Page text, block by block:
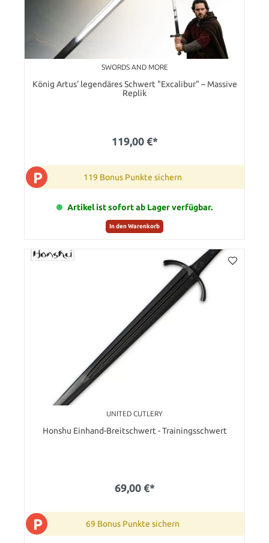
SWORDS AND MORE
König Artus' legendäres Schwert "Excalibur" – Massive
Replik
119,00 €*
P 119 Bonus Punkte sichern
Artikel ist sofort ab Lager verfügbar.
In den Warenkorb
UNITED CUTLERY
Honshu Einhand-Breitschwert - Trainingsschwert
69,00 €*
P 69 Bonus Punkte sichern